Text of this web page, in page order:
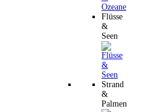
Flüsse
&
Seen
Strand
&
Palmen